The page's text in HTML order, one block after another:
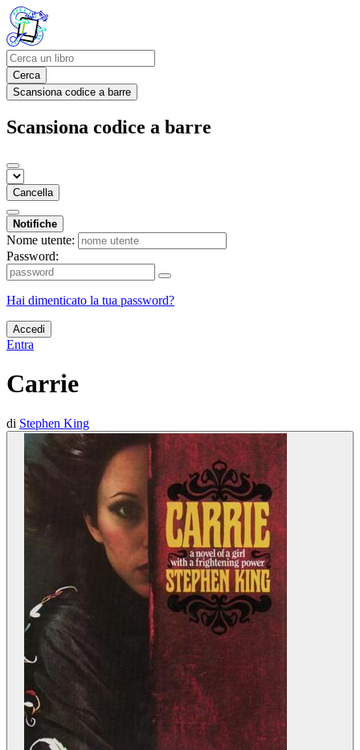
Cerca
Scansiona codice a barre
Scansiona codice a barre
Cancella
Notifiche
Nome utente:
Password:
Hai dimenticato la tua password?
Accedi
Entra
Carrie
di Stephen King